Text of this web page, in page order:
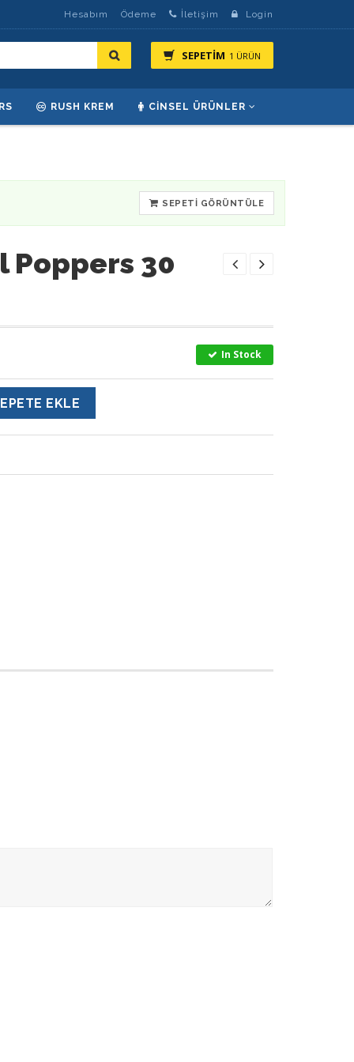
Hesabım Ödeme İletişim Login
SEPETİM 1 ÜRÜN
RUSH KREM CINSEL ÜRÜNLER
SEPETI GÖRÜNTÜLE
Poppers 30
In Stock
EKLE